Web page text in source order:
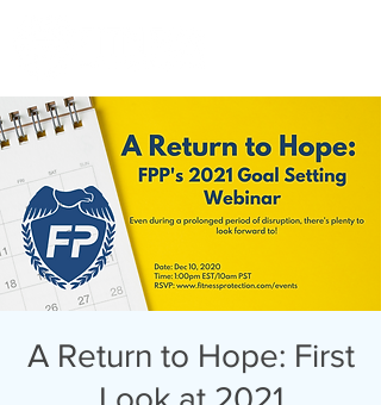
A Return to Hope: First